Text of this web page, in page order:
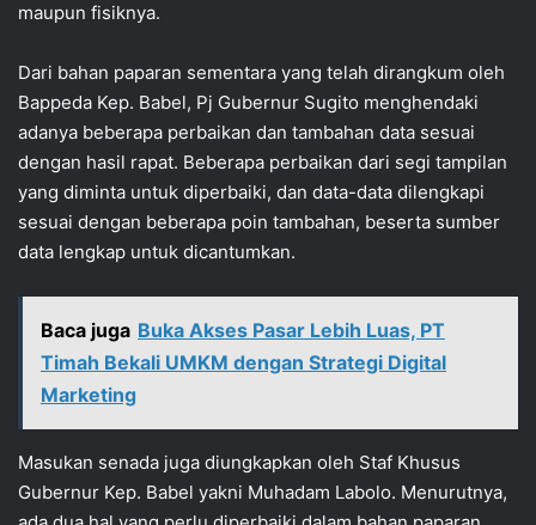
maupun fisiknya.
Dari bahan paparan sementara yang telah dirangkum oleh
Bappeda Kep. Babel, Pj Gubernur Sugito menghendaki
adanya beberapa perbaikan dan tambahan data sesuai
dengan hasil rapat. Beberapa perbaikan dari segi tampilan
yang diminta untuk diperbaiki, dan data-data dilengkapi
sesuai dengan beberapa poin tambahan, beserta sumber
data lengkap untuk dicantumkan.
Baca juga Buka Akses Pasar Lebih Luas, PT
Timah Bekali UMKM dengan Strategi Digital
Marketing
Masukan senada juga diungkapkan oleh Staf Khusus
Gubernur Kep. Babel yakni Muhadam Labolo. Menurutnya,